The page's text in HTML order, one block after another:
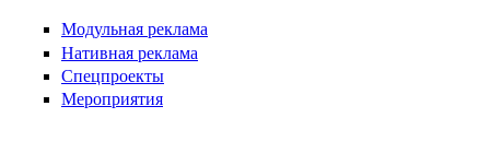
Модульная реклама
Нативная реклама
Спецпроекты
Мероприятия